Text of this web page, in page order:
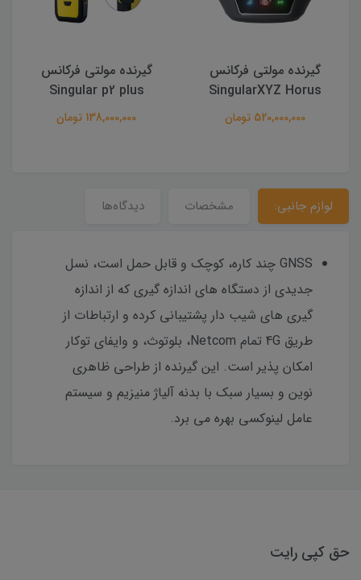
گیرنده مولتی فرکانس
SingularXYZ Horus
520,000,000 تومان
گیرنده مولتی فرکانس
Singular p2 plus
138,000,000 تومان
لوازم جانبی: مشخصات دیدگاه‌ها
GNSS چند کاره، کوچک و قابل حمل است، نسل
جدیدی از دستگاه های اندازه گیری که از اندازه
گیری های شیب دار پشتیبانی کرده و ارتباطات از
طریق 4G تمام Netcom، بلوتوث، و وایفای توکار
امکان پذیر است. این گیرنده از طراحی ظاهری
نوین و بسیار سبک با بدنه آلیاژ منیزیم و سیستم
عامل لینوکسی بهره می برد.
حق کپی رایت